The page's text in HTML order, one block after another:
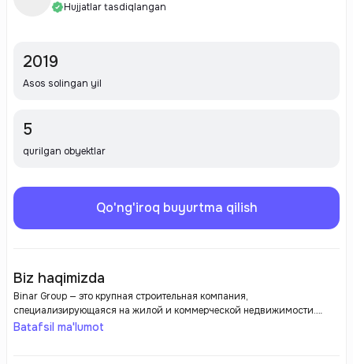
Hujjatlar tasdiqlangan
2019
Asos solingan yil
5
qurilgan obyektlar
Qo'ng'iroq buyurtma qilish
Biz haqimizda
Binar Group — это крупная строительная компания,
специализирующаяся на жилой и коммерческой недвижимости.
Компания зарекомендовала себя как надежный застройщик,
Batafsil ma'lumot